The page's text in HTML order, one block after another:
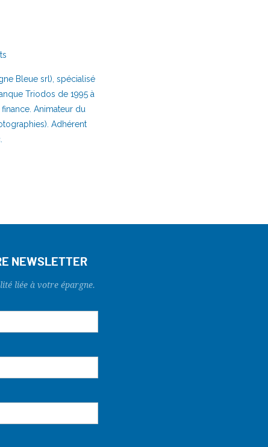
Bleue srl), spécialisé
Triodos de 1995 à
Animateur du
Adhérent
NEWSLETTER
liée à votre épargne.